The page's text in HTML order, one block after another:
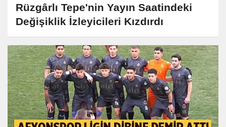
Rüzgârlı Tepe'nin Yayın Saatindeki
Değişiklik İzleyicileri Kızdırdı